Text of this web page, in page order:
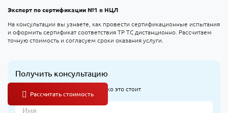
Эксперт по сертификации №1 в НЦЛ
На консультации вы узнаете, как провести сертификационные испытания
и оформить сертификат соответствия ТР ТС дистанционно. Рассчитаем
точную стоимость и согласуем сроки оказания услуги.
Получить консультацию
Узнайте, что оформлять и сколько это стоит